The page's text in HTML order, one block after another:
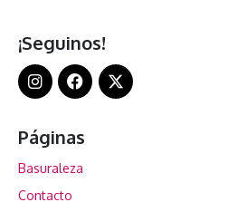
¡Seguinos!
Páginas
Basuraleza
Contacto